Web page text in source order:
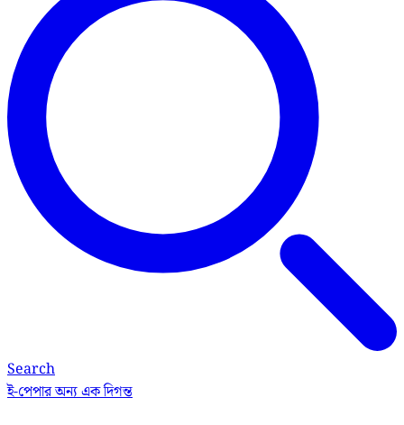
Search
ই-পেপারঅন্য এক দিগন্ত